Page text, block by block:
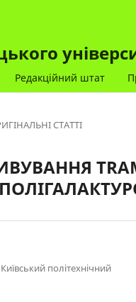
Редакційний штат
СТАТТІ
політехнічний